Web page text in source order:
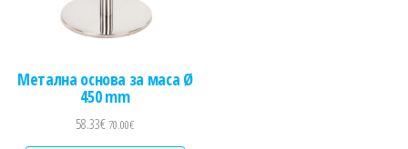
Метална основа за маса Ø
450 mm
58.33€70.00€